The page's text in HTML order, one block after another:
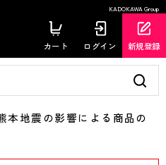
KADOKAWA Group
カート ログイン 新規登録
地震の影響による商品の